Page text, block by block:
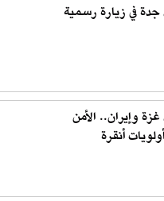
في زيارة رسمية
وإيران.. الأمن
أنقرة